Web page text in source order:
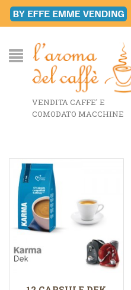
VENDITA CAFFE' E
COMODATO MACCHINE